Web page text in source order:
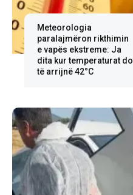
Meteorologia
paralajmëron rikthimin
e vapës ekstreme: Ja
dita kur temperaturat do
të arrijnë 42°C